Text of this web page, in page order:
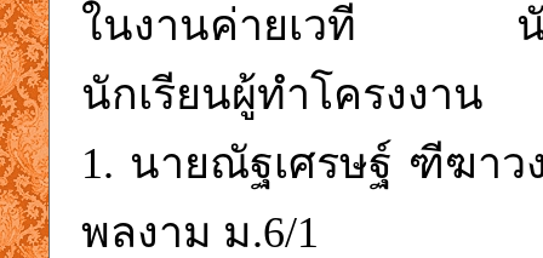
ในงานค่ายเวที นักวิ
นักเรียนผู้ทำโครงงาน
1. นายณัฐเศรษฐ์ ฑีฆาว
พลงาม ม.6/1